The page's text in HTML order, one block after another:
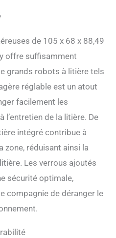
une installation
sans
la qualité
obtenir un processus
optimal et
Outils fournis pour
la litière : nous fournissons
instructions détaillées
non garanti) et
outils d'installation.
Même si vous installez le
enclos de litière pour
chat pour la première fois,
vous pouvez également le
rapidement et
Le cadre est
fabriqué en bois certifié
7) 【Fabriqué avec
】 En tant que
de 105 x 68 x 88,49
offre suffisamment
grands robots à litière tels
réglable est un atout
facilement les
l’entretien de la litière. De
intégré contribue à
zone, réduisant ainsi la
Les verrous ajoutés
sécurité optimale,
compagnie de déranger le